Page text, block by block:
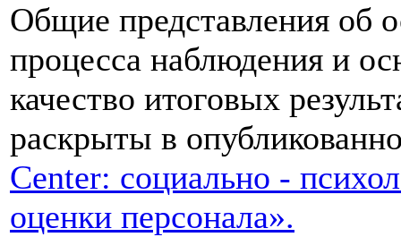
Общие представления об
процесса наблюдения и
качество итоговых
раскрыты в
Center: социально -
оценки персонала».